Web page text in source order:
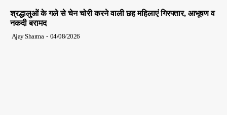
श्रद्धालुओं के गले से चेन चोरी करने वाली छह महिलाएं गिरफ्तार, आभूषण व
नकदी बरामद
Ajay Sharma - 04/08/2026